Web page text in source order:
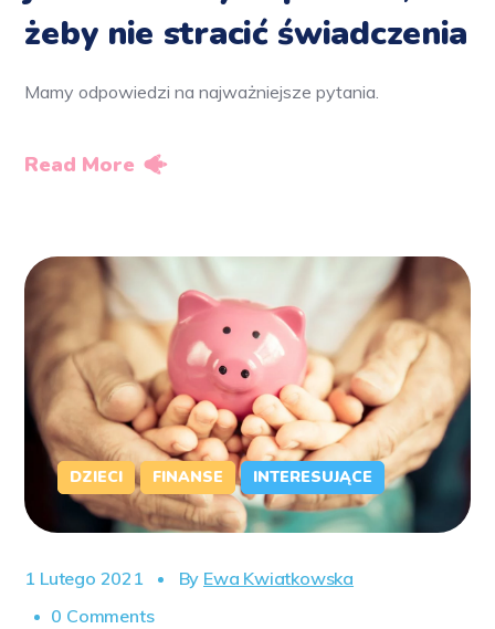
żeby nie stracić świadczenia
Mamy odpowiedzi na najważniejsze pytania.
Read More
DZIECI FINANSE INTERESUJĄCE
1 Lutego 2021 By Ewa Kwiatkowska
0 Comments